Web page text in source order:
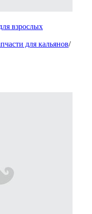
взрослых
для кальянов/